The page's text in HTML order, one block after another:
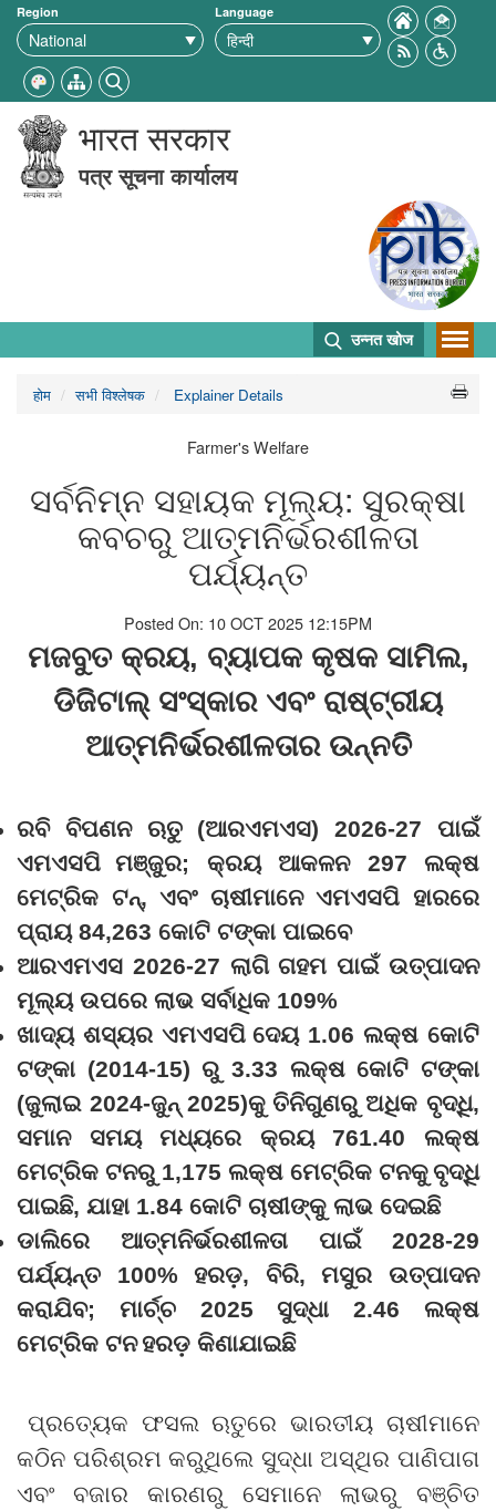
Region Language
भारत सरकार
पत्र सूचना कार्यालय
उन्नत खोज
होम सभी विश्लेषक Explainer Details
Farmer's Welfare
ସର୍ବନିମ୍ନ ସହାୟକ ମୂଲ୍ୟ: ସୁରକ୍ଷା
କବଚରୁ ଆତ୍ମନିର୍ଭରଶୀଳତା
ପର୍ଯ୍ୟନ୍ତ
Posted On: 10 OCT 2025 12:15PM
ମଜବୁତ କ୍ରୟ, ବ୍ୟାପକ କୃଷକ ସାମିଲ,
ଡିଜିଟାଲ୍ ସଂସ୍କାର ଏବଂ ରାଷ୍ଟ୍ରୀୟ
ଆତ୍ମନିର୍ଭରଶୀଳତାର ଉନ୍ନତି
ରବି ବିପଣନ ଋତୁ (ଆରଏମଏସ) 2026-27 ପାଇଁ
ଏମଏସପି ମଞ୍ଜୁର; କ୍ରୟ ଆକଳନ 297 ଲକ୍ଷ
ମେଟ୍ରିକ ଟନ୍,ଏବଂ ଚାଷୀମାନେ ଏମଏସପି ହାରରେ
ପ୍ରାୟ 84,263 କୋଟି ଟଙ୍କା ପାଇବେ
ଆରଏମଏସ 2026-27 ଲାଗି ଗହମ ପାଇଁ ଉତ୍ପାଦନ
ମୂଲ୍ୟ ଉପରେ ଲାଭ ସର୍ବାଧିକ 109%
ଖାଦ୍ୟ ଶସ୍ୟର ଏମଏସପି ଦେୟ 1.06 ଲକ୍ଷ କୋଟି
ଟଙ୍କା (2014-15)ରୁ3.33 ଲକ୍ଷ କୋଟି ଟଙ୍କା
(ଜୁଲାଇ 2024-ଜୁନ୍2025)କୁ ତିନିଗୁଣରୁ ଅଧିକ ବୃଦ୍ଧି,
ସମାନ ସମୟ ମଧ୍ୟରେ କ୍ରୟ 761.40ଲକ୍ଷ
ମେଟ୍ରିକ ଟନରୁ 1,175 ଲକ୍ଷ ମେଟ୍ରିକ ଟନକୁବୃଦ୍ଧି
ପାଇଛି, ଯାହା 1.84 କୋଟି ଚାଷୀଙ୍କୁ ଲାଭ ଦେଇଛି
ଡାଲିରେ ଆତ୍ମନିର୍ଭରଶୀଳତା ପାଇଁ2028-29
ପର୍ଯ୍ୟନ୍ତ 100%ହରଡ଼, ବିରି,ମସୁର ଉତ୍ପାଦନ
କରାଯିବ; ମାର୍ଚ୍ଚ2025ସୁଦ୍ଧା2.46ଲକ୍ଷ
ମେଟ୍ରିକ ଟନହରଡ଼ କିଣାଯାଇଛି
ପ୍ରତ୍ୟେକ ଫସଲ ଋତୁରେ ଭାରତୀୟ ଚାଷୀମାନେ
କଠିନ ପରିଶ୍ରମ କରୁଥିଲେ ସୁଦ୍ଧା ଅସ୍ଥିର ପାଣିପାଗ
ଏବଂ ବଜାର କାରଣରୁ ସେମାନେ ଲାଭରୁ ବଞ୍ଚିତ